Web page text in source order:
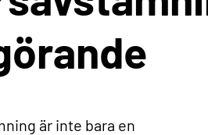
är inte bara en